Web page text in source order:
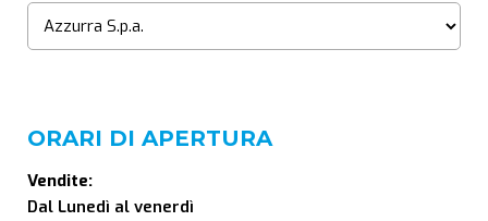
ORARI DI APERTURA
Vendite:
Dal Lunedì al venerdì